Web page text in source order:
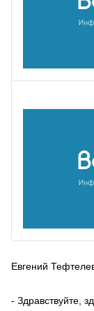
Евгений
- Здравствуйте,